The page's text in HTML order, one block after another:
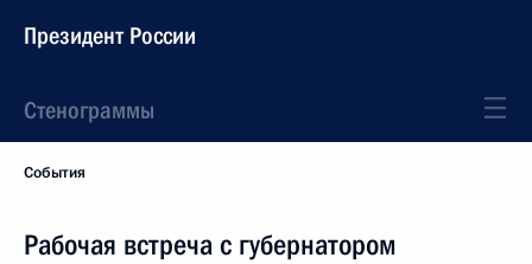
Президент России
Стенограммы
События
Рабочая встреча с губернатором